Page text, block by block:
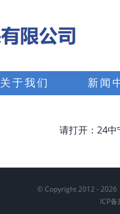
关于我们 新闻
请打开：24中
© Copyright 2012 -2026
ICP备